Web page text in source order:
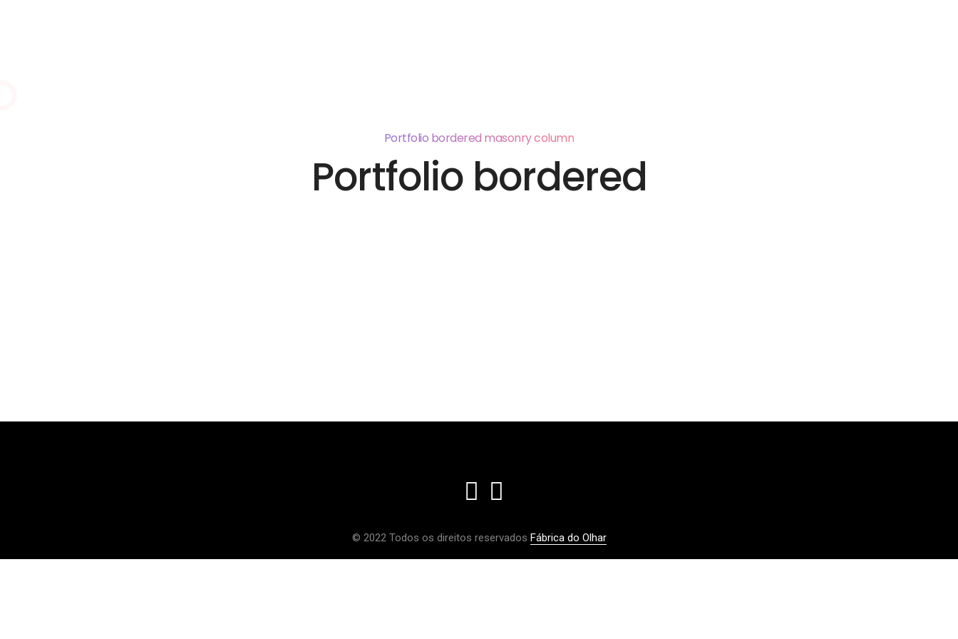
Portfolio bordered masonry column
Portfolio bordered
© 2022 Todos os direitos reservados Fábrica do Olhar